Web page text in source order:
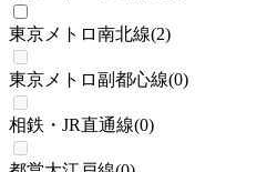
東京メトロ南北線(2)
東京メトロ副都心線(0)
相鉄・JR直通線(0)